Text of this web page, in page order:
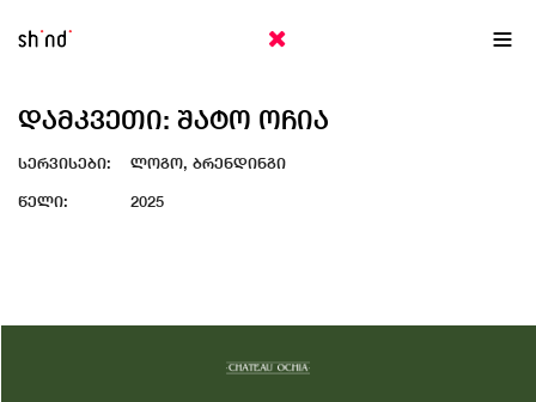
ᲓᲐᲛᲙᲕᲔᲗᲘ: ᲨᲐᲢᲝ ᲝᲩᲘᲐ
სერვისები: ლოგო, ბრენდინგი
წელი: 2025